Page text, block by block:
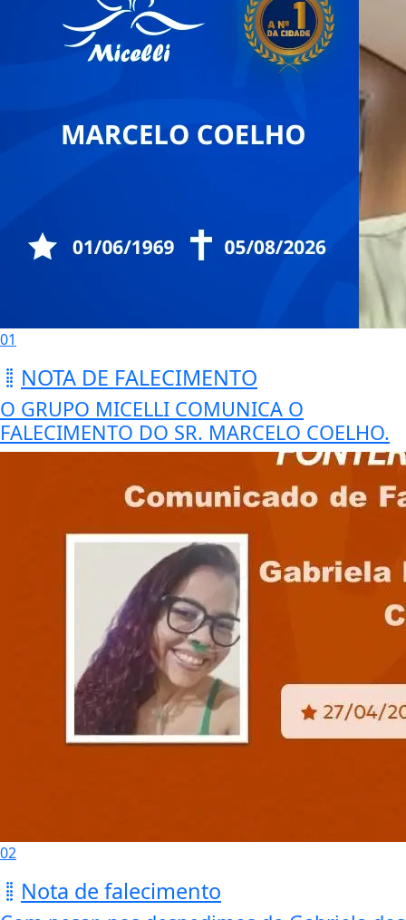
01
NOTA DE FALECIMENTO
O GRUPO MICELLI COMUNICA O
FALECIMENTO DO SR. MARCELO COELHO.
02
Nota de falecimento